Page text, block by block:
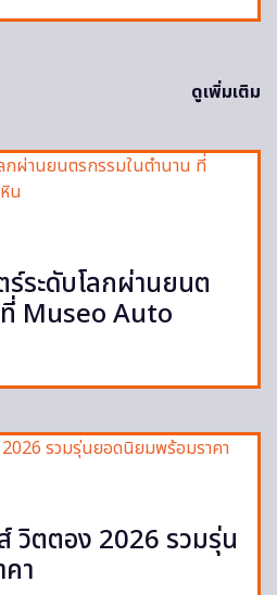
ดูเพิ่มเติม
ระดับโลกผ่านยนต
Museo Auto
วิตตอง 2026 รวมรุ่น
า